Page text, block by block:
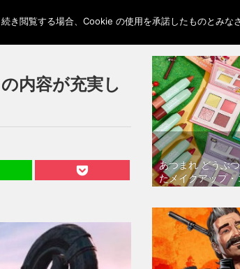
内容が充実し
あつまれ どうぶ
たメイクアップ
き閲覧する場合、Cookie の使用を承諾したものとみな